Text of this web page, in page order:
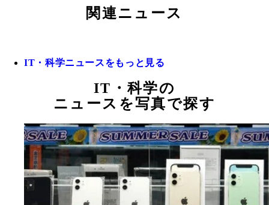
関連ニュース
IT・科学ニュースをもっと見る
IT・科学の
ニュースを写真で探す